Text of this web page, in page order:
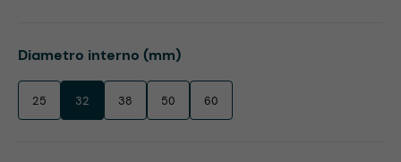
Select
Diametro interno (mm)
25 32 38 50 60